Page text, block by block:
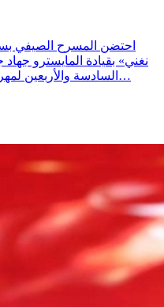
احتضن المسرح الصيفي
نغني» بقيادة المايسترو
السادسة والأربعين لمهرجان صفاقس الدولي، إذ جاء العرض…